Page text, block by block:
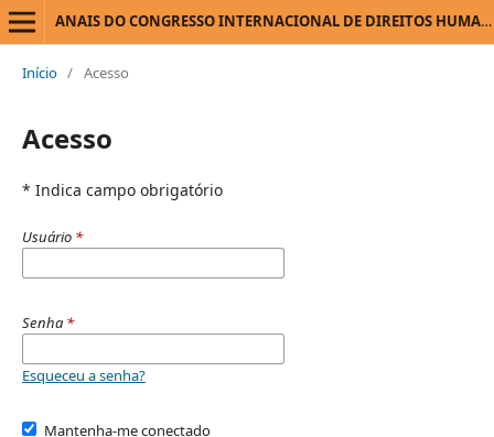
ANAIS DO CONGRESSO INTERNACIONAL DE DIREITOS HUMANOS E NOVOS PARADIGMAS
Início / Acesso
Acesso
* Indica campo obrigatório
Usuário *
Senha *
Esqueceu a senha?
Mantenha-me conectado